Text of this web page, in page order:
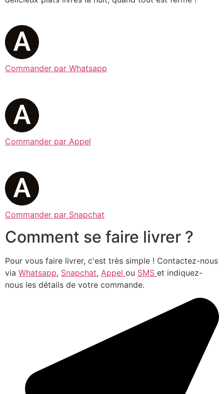
Commander par Whatsapp
Commander par Appel
Commander par Snapchat
Comment se faire livrer ?
Pour vous faire livrer, c'est très simple ! Contactez-nous
via Whatsapp, Snapchat, Appel ou SMS et indiquez-
nous les détails de votre commande.